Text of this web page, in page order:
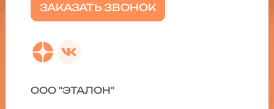
ЗАКАЗАТЬ ЗВОНОК
ООО "ЭТАЛОН"